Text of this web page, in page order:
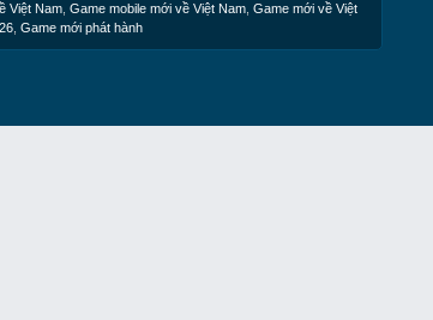
Việt Nam Game mobile mới về Việt Nam Game mới về Việt
Game mới phát hành